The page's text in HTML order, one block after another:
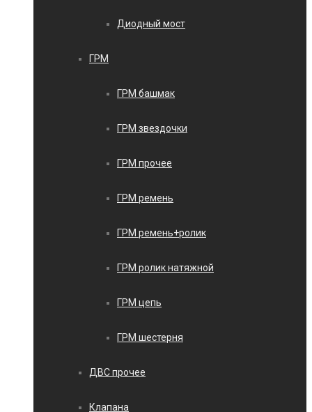
Диодный мост
ГРМ
ГРМ башмак
ГРМ звездочки
ГРМ прочее
ГРМ ремень
ГРМ ремень+ролик
ГРМ ролик натяжной
ГРМ цепь
ГРМ шестерня
ДВС прочее
Клапана